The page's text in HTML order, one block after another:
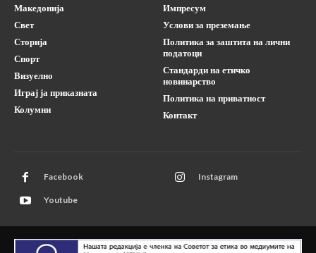
Македонија
Свет
Сторија
Спорт
Визуелно
Играј ја приказната
Колумни
Импресум
Услови за преземање
Политика за заштита на лични
податоци
Стандарди на етичко
новинарство
Политика на приватност
Контакт
Facebook Instagram
Youtube